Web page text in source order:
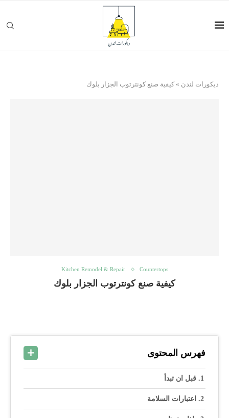
ديكورات لندن » كيفية صنع كونترتوب الجزار بلوك
Countertops
Kitchen Remodel & Repair
كيفية صنع كونترتوب الجزار بلوك
فهرس المحتوى
قبل ان تبدأ
اعتبارات السلامة